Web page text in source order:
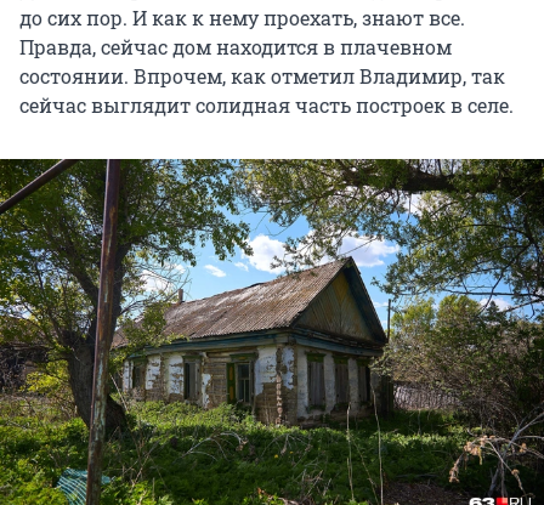
до сих пор. И как к нему проехать, знают все.
Правда, сейчас дом находится в плачевном
состоянии. Впрочем, как отметил Владимир, так
сейчас выглядит солидная часть построек в селе.